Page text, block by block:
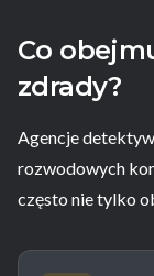
Co
zdrady?
Agencje
rozwodowych
często nie tylko